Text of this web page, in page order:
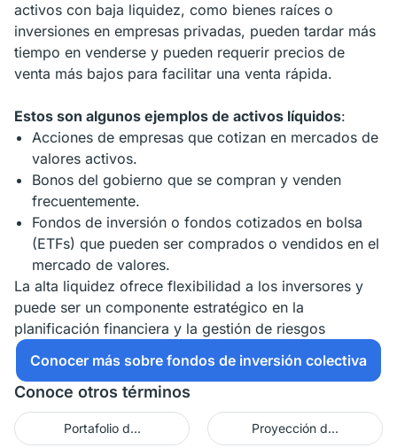
activos con baja liquidez, como bienes raíces o
inversiones en empresas privadas, pueden tardar más
tiempo en venderse y pueden requerir precios de
venta más bajos para facilitar una venta rápida.
Estos son algunos ejemplos de activos líquidos:
Acciones de empresas que cotizan en mercados de
valores activos.
Bonos del gobierno que se compran y venden
frecuentemente.
Fondos de inversión o fondos cotizados en bolsa
(ETFs) que pueden ser comprados o vendidos en el
mercado de valores.
La alta liquidez ofrece flexibilidad a los inversores y
puede ser un componente estratégico en la
planificación financiera y la gestión de riesgos
Conocer más sobre fondos de inversión colectiva
Conoce otros términos
Portafolio d... Proyección d...